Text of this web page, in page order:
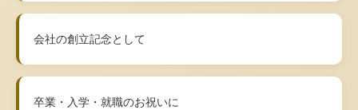
会社の創立記念として
卒業・入学・就職のお祝いに